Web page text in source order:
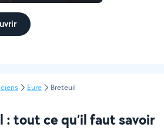
Eure Breteuil
tout ce qu’il faut savoir